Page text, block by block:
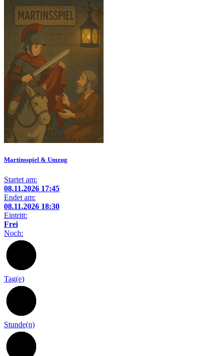
Martinsspiel & Umzug
Startet am:
08.11.2026 17:45
Endet am:
08.11.2026 18:30
Eintritt:
Frei
Noch:
Tag(e)
Stunde(n)